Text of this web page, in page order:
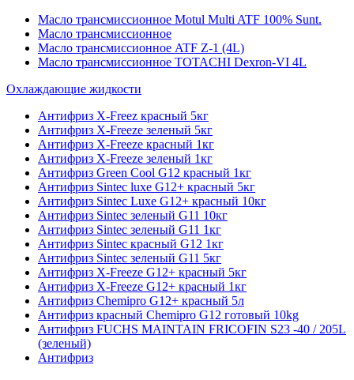
Масло трансмиссионное Motul Multi ATF 100% Sunt.
Масло трансмиссионное
Масло трансмиссионное ATF Z-1 (4L)
Масло трансмиссионное TOTACHI Dexron-VI 4L
Охлаждающие жидкости
Антифриз X-Freez красный 5кг
Антифриз X-Freeze зеленый 5кг
Антифриз X-Freeze красный 1кг
Антифриз X-Freeze зеленый 1кг
Антифриз Green Cool G12 красный 1кг
Антифриз Sintec luxe G12+ красный 5кг
Антифриз Sintec Luxe G12+ красный 10кг
Антифриз Sintec зеленый G11 10кг
Антифриз Sintec зеленый G11 1кг
Антифриз Sintec красный G12 1кг
Антифриз Sintec зеленый G11 5кг
Антифриз X-Freeze G12+ красный 5кг
Антифриз X-Freeze G12+ красный 1кг
Антифриз Chemipro G12+ красный 5л
Антифриз красный Chemipro G12 готовый 10kg
Антифриз FUCHS MAINTAIN FRICOFIN S23 -40 / 205L
(зеленый)
Антифриз